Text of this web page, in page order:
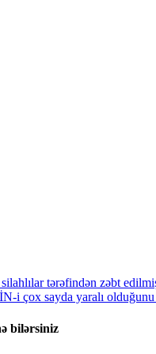
tərəfindən zəbt
i çox sayda yaralı
bilərsiniz